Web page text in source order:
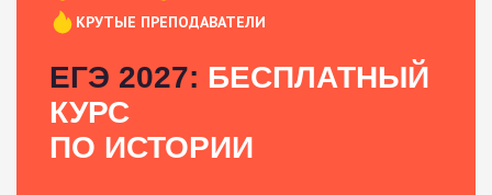
КРУТЫЕ ПРЕПОДАВАТЕЛИ
ЕГЭ 2027: БЕСПЛАТНЫЙ
КУРС
ПО ИСТОРИИ